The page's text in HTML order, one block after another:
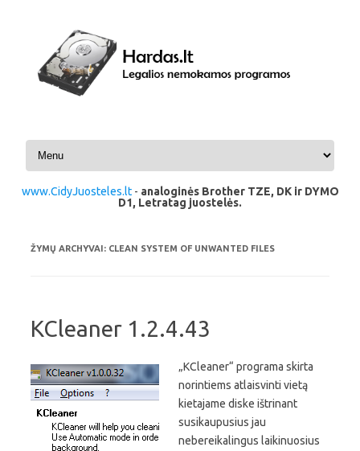
Pereiti prie turinio
www.CidyJuosteles.lt- analoginės Brother TZE, DK ir DYMO
D1, Letratag juostelės.
ŽYMŲ ARCHYVAI: CLEAN SYSTEM OF UNWANTED FILES
KCleaner 1.2.4.43
„KCleaner“ programa skirta
norintiems atlaisvinti vietą
kietajame diske ištrinant
susikaupusius jau
nebereikalingus laikinuosius